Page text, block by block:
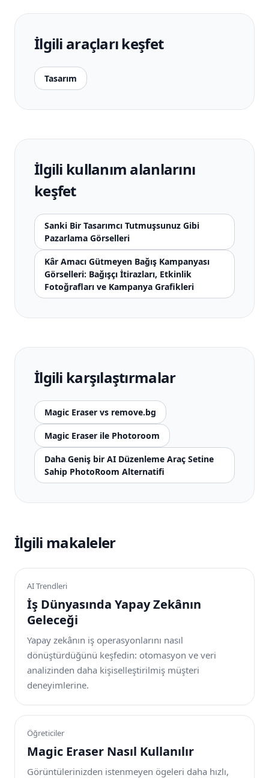
İlgili araçları keşfet
Tasarım
İlgili kullanım alanlarını
keşfet
Sanki Bir Tasarımcı Tutmuşsunuz Gibi
Pazarlama Görselleri
Kâr Amacı Gütmeyen Bağış Kampanyası
Görselleri: Bağışçı İtirazları, Etkinlik
Fotoğrafları ve Kampanya Grafikleri
İlgili karşılaştırmalar
Magic Eraser vs remove.bg
Magic Eraser ile Photoroom
Daha Geniş bir AI Düzenleme Araç Setine
Sahip PhotoRoom Alternatifi
İlgili makaleler
AI Trendleri
İş Dünyasında Yapay Zekânın
Geleceği
Yapay zekânın iş operasyonlarını nasıl
dönüştürdüğünü keşfedin: otomasyon ve veri
analizinden daha kişiselleştirilmiş müşteri
deneyimlerine.
Öğreticiler
Magic Eraser Nasıl Kullanılır
Görüntülerinizden istenmeyen ögeleri daha hızlı,